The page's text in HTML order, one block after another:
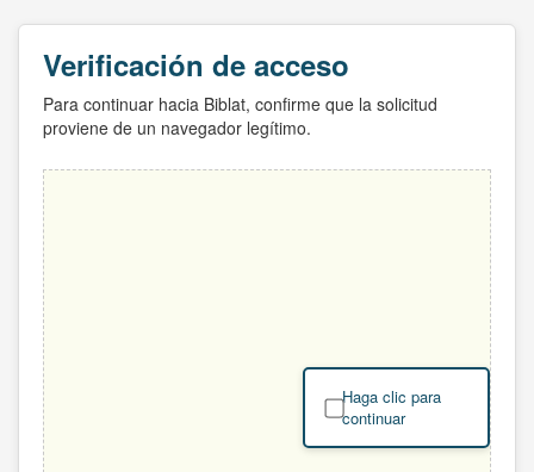
Verificación de acceso
Para continuar hacia Biblat, confirme que la solicitud
proviene de un navegador legítimo.
Haga clic para
continuar